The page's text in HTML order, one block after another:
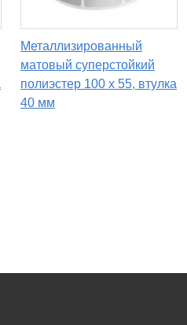
Металлизированный
матовый суперстойкий
полиэстер 100 x 55, втулка
40 мм